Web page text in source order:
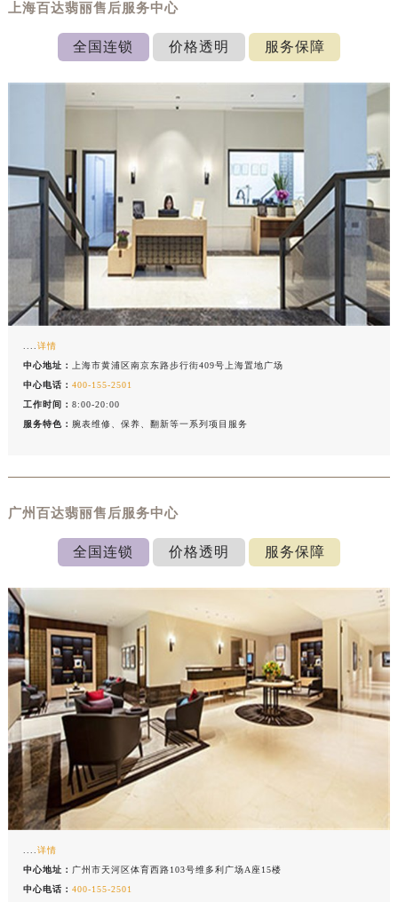
上海百达翡丽售后服务中心
全国连锁 价格透明 服务保障
....详情
中心地址：
上海市黄浦区南京东路步行街409号上海置地广场
中心电话：400-155-2501
工作时间：8:00-20:00
服务特色： 腕表维修、保养、翻新等一系列项目服务
广州百达翡丽售后服务中心
全国连锁 价格透明 服务保障
....详情
中心地址： 广州市天河区体育西路103号维多利广场A座15楼
中心电话：400-155-2501